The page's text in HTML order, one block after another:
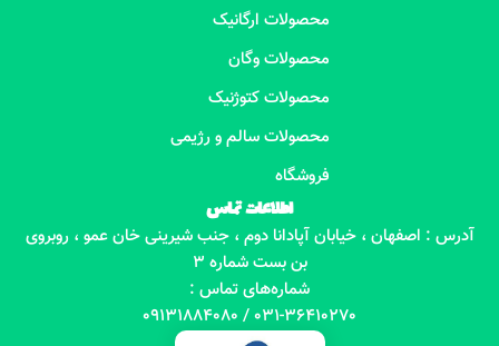
محصولات ارگانیک
محصولات وگان
محصولات کتوژنیک
محصولات سالم و رژیمی
فروشگاه
اطلاعات تماس
آدرس : اصفهان ، خیابان آپادانا دوم ، جنب شیرینی خان عمو ، روبروی
بن بست شماره 3
شماره‌های تماس :
031-36410270 / 09131884080